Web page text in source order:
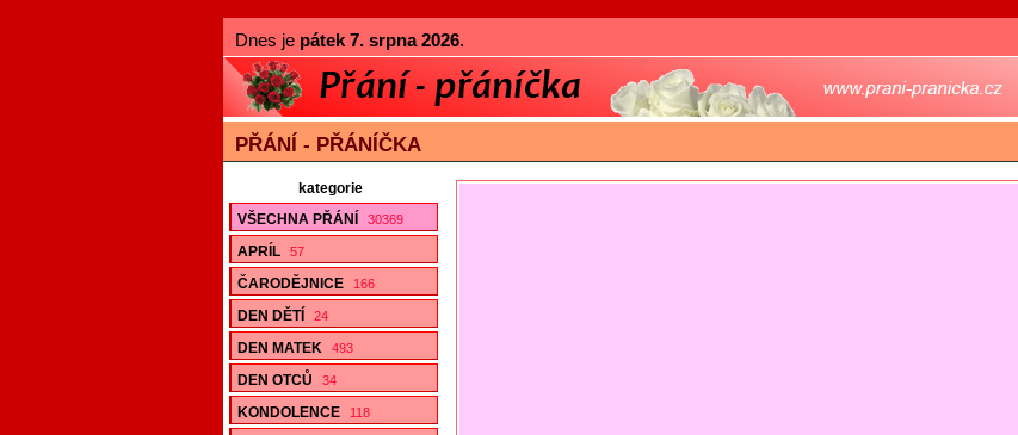
Dnes je pátek 7. srpna 2026.
PŘÁNÍ - PŘÁNÍČKA
kategorie
VŠECHNA PŘÁNÍ
30369
APRÍL 57
ČARODĚJNICE 166
DEN DĚTÍ 24
DEN MATEK 493
DEN OTCŮ 34
KONDOLENCE 118